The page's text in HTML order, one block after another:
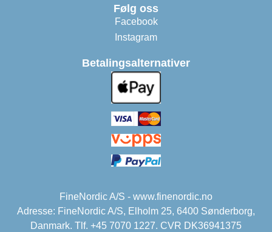
Følg oss
Facebook
Instagram
Betalingsalternativer
FineNordic A/S - www.finenordic.no
Adresse: FineNordic A/S, Elholm 25, 6400 Sønderborg,
Danmark. Tlf. +45 7070 1227. CVR DK36941375